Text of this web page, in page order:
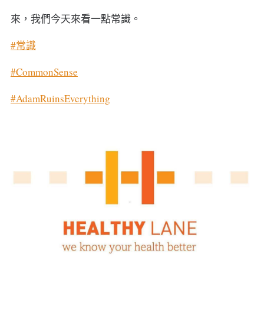
來，我們今天來看一點常識。
#常識
#CommonSense
#AdamRuinsEverything